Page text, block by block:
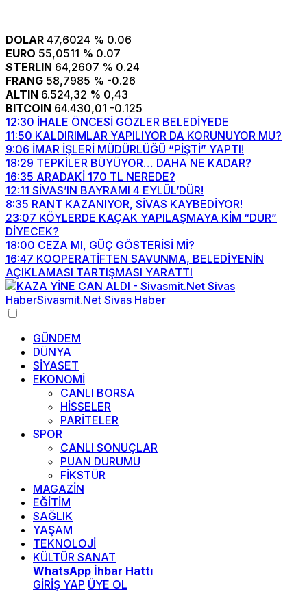
DOLAR 47,6024 % 0.06
EURO 55,0511 % 0.07
STERLIN 64,2607 % 0.24
FRANG 58,7985 % -0.26
ALTIN 6.524,32 % 0,43
BITCOIN 64.430,01 -0.125
12:30 İHALE ÖNCESİ GÖZLER BELEDİYEDE
11:50 KALDIRIMLAR YAPILIYOR DA KORUNUYOR MU?
9:06 İMAR İŞLERİ MÜDÜRLÜĞÜ “PİŞTİ” YAPTI!
18:29 TEPKİLER BÜYÜYOR… DAHA NE KADAR?
16:35 ARADAKİ 170 TL NEREDE?
12:11 SİVAS’IN BAYRAMI 4 EYLÜL’DÜR!
8:35 RANT KAZANIYOR, SİVAS KAYBEDİYOR!
23:07 KÖYLERDE KAÇAK YAPILAŞMAYA KİM “DUR”
DİYECEK?
18:00 CEZA MI, GÜÇ GÖSTERİSİ Mİ?
16:47 KOOPERATİFTEN SAVUNMA, BELEDİYENİN
AÇIKLAMASI TARTIŞMASI YARATTI
GÜNDEM
DÜNYA
SİYASET
EKONOMİ
CANLI BORSA
HİSSELER
PARİTELER
SPOR
CANLI SONUÇLAR
PUAN DURUMU
FİKSTÜR
MAGAZİN
EĞİTİM
SAĞLIK
YAŞAM
TEKNOLOJİ
KÜLTÜR SANAT
WhatsApp İhbar Hattı
GİRİŞ YAP ÜYE OL